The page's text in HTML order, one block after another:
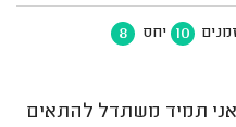
זמנים 10 יחס 8
תמיד משתדל להתאים